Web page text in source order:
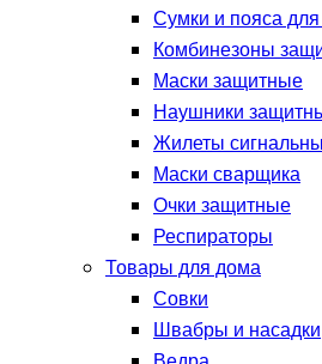
Сумки и пояса
Комбинезоны
Маски защитные
Наушники
Жилеты
Маски сварщика
Очки защитные
Респираторы
Товары для дома
Совки
Швабры и насадки